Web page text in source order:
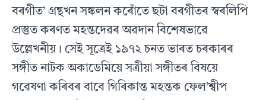
বৰগীত’ গ্ৰন্থখন সঙ্কলন কৰোঁতে ছটা বৰগীতৰ স্বৰলিপি
প্ৰস্তুত কৰণত মহন্তদেৱৰ অৱদান বিশেষভাৱে
উল্লেখনীয়। সেই সূত্ৰেই ১৯৭২ চনত ভাৰত চৰকাৰৰ
সঙ্গীত নাটক অকাডেমিয়ে সত্ৰীয়া সঙ্গীতৰ বিষয়ে
গৱেষণা কৰিবৰ বাবে গিৰিকান্ত মহন্তক ফেল’শ্বীপ